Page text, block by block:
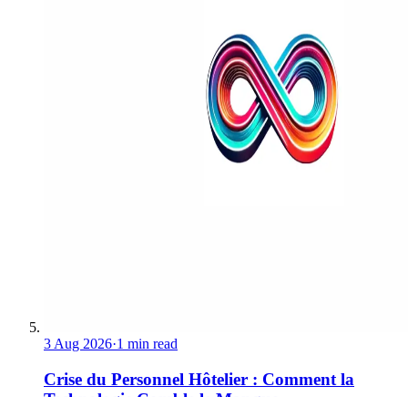
3 Aug 2026·1 min read
Crise du Personnel Hôtelier : Comment la